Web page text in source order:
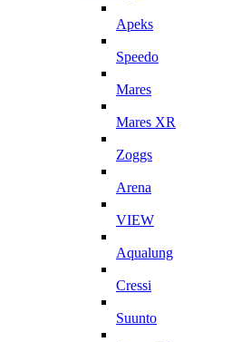
Apeks
Speedo
Mares
Mares XR
Zoggs
Arena
VIEW
Aqualung
Cressi
Suunto